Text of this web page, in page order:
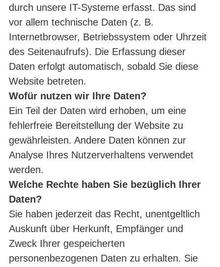
durch unsere IT-Systeme erfasst. Das sind
vor allem technische Daten (z. B.
Internetbrowser, Betriebssystem oder Uhrzeit
des Seitenaufrufs). Die Erfassung dieser
Daten erfolgt automatisch, sobald Sie diese
Website betreten.
Wofür nutzen wir Ihre Daten?
Ein Teil der Daten wird erhoben, um eine
fehlerfreie Bereitstellung der Website zu
gewährleisten. Andere Daten können zur
Analyse Ihres Nutzerverhaltens verwendet
werden.
Welche Rechte haben Sie bezüglich Ihrer
Daten?
Sie haben jederzeit das Recht, unentgeltlich
Auskunft über Herkunft, Empfänger und
Zweck Ihrer gespeicherten
personenbezogenen Daten zu erhalten. Sie